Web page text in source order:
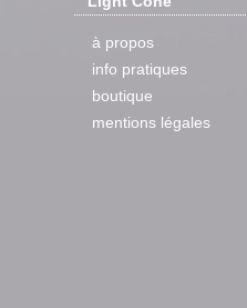
à propos
info pratiques
boutique
mentions légales